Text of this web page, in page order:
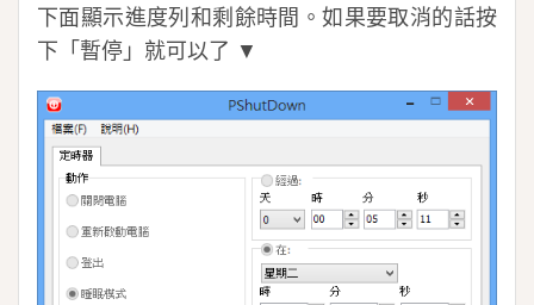
下面顯示進度列和剩餘時間。如果要取消的話按
下「暫停」就可以了 ▼